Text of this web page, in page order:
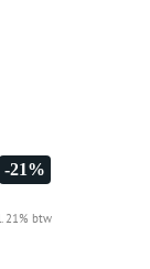
-21%
21% btw